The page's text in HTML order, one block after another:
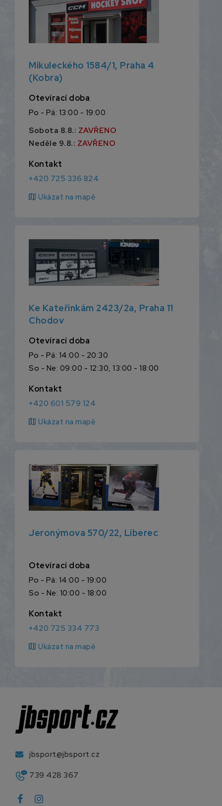
Mikuleckého 1584/1, Praha 4
(Kobra)
Otevírací doba
Po - Pá: 13:00 - 19:00
Sobota 8.8.: ZAVŘENO
Neděle 9.8.: ZAVŘENO
Kontakt
+420 725 336 824
map Ukázat na mapě
Ke Kateřinkám 2423/2a, Praha 11
Chodov
Otevírací doba
Po - Pá: 14:00 - 20:30
So - Ne: 09:00 - 12:30, 13:00 - 18:00
Kontakt
+420 601 579 124
map Ukázat na mapě
Jeronýmova 570/22, Liberec
Otevírací doba
Po - Pá: 14:00 - 19:00
So - Ne: 10:00 - 18:00
Kontakt
+420 725 334 773
map Ukázat na mapě
jbsport@jbsport.cz
739 428 367